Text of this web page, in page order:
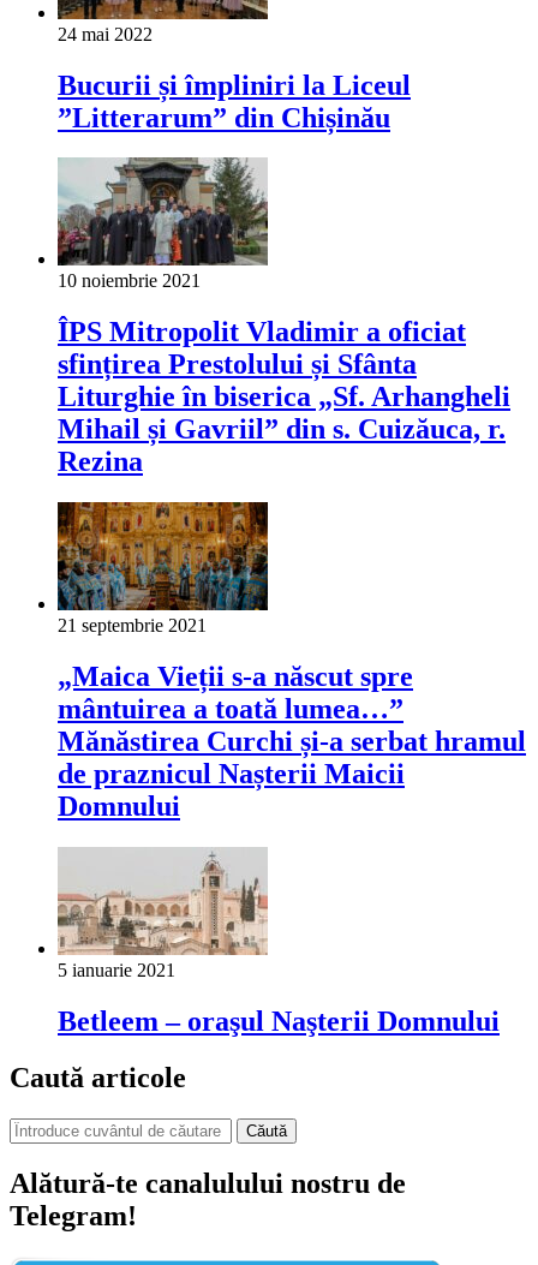
24 mai 2022
Bucurii și împliniri la Liceul
”Litterarum” din Chișinău
10 noiembrie 2021
ÎPS Mitropolit Vladimir a oficiat
sfințirea Prestolului și Sfânta
Liturghie în biserica „Sf. Arhangheli
Mihail și Gavriil” din s. Cuizăuca, r.
Rezina
21 septembrie 2021
„Maica Vieții s-a născut spre
mântuirea a toată lumea…”
Mănăstirea Curchi și-a serbat hramul
de praznicul Nașterii Maicii
Domnului
5 ianuarie 2021
Betleem – oraşul Naşterii Domnului
Caută articole
Căută
Alătură-te canalulului nostru de
Telegram!